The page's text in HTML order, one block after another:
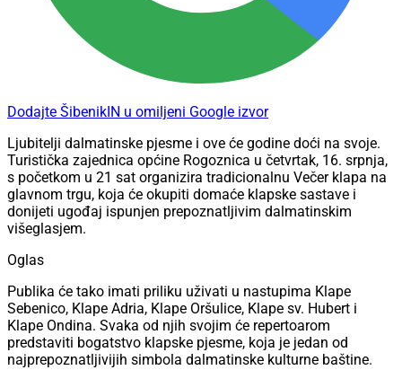
Dodajte ŠibenikIN u omiljeni Google izvor
Ljubitelji dalmatinske pjesme i ove će godine doći na svoje.
Turistička zajednica općine Rogoznica u četvrtak, 16. srpnja,
s početkom u 21 sat organizira tradicionalnu Večer klapa na
glavnom trgu, koja će okupiti domaće klapske sastave i
donijeti ugođaj ispunjen prepoznatljivim dalmatinskim
višeglasjem.
Oglas
Publika će tako imati priliku uživati u nastupima Klape
Sebenico, Klape Adria, Klape Oršulice, Klape sv. Hubert i
Klape Ondina. Svaka od njih svojim će repertoarom
predstaviti bogatstvo klapske pjesme, koja je jedan od
najprepoznatljivijih simbola dalmatinske kulturne baštine.